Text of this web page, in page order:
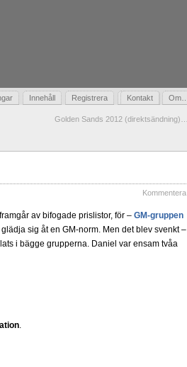
Innehåll Registrera Kontakt Om…
Gästbok
Golden Sands 2012 (direktsändning)…
Kommentera
av bifogade prislistor, för – GM-gruppen
sig åt en GM-norm. Men det blev svenkt –
i bägge grupperna. Daniel var ensam tvåa
.